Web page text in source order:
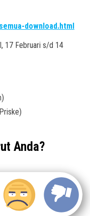
download.html
17 Februari s/d 14
Anda?